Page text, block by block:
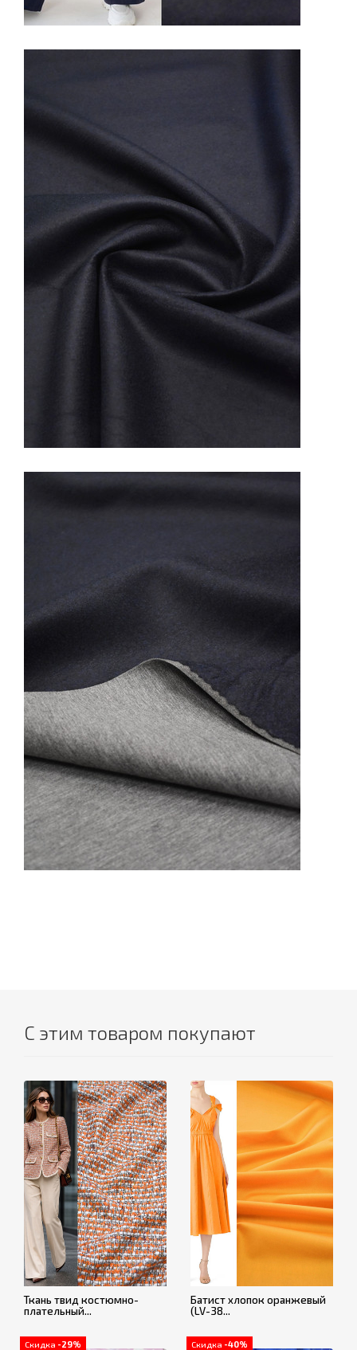
С этим товаром покупают
Ткань твид костюмно-
плательный...
Батист хлопок оранжевый
(LV-38...
Скидка -29% Скидка -40%